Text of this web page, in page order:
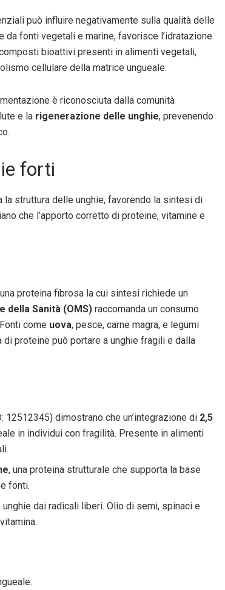
può influire negativamente sulla qualità delle
da fonti vegetali e marine, favorisce l’idratazione
bioattivi presenti in alimenti vegetali,
cellulare della matrice ungueale.
è riconosciuta dalla comunità
e la rigenerazione delle unghie, prevenendo
forti
la struttura delle unghie, favorendo la sintesi di
che l’apporto corretto di proteine, vitamine e
proteina fibrosa la cui sintesi richiede un
della Sanità (OMS) raccomanda un consumo
come uova, pesce, carne magra, e legumi
proteine può portare a unghie fragili e dalla
12512345) dimostrano che un’integrazione di 2,5
in individui con fragilità. Presente in alimenti
, una proteina strutturale che supporta la base
fonti.
dai radicali liberi. Olio di semi, spinaci e